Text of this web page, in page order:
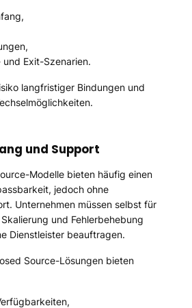
Exit-Szenarien.
langfristiger Bindungen und
und Support
Modelle bieten häufig einen
jedoch ohne
Unternehmen müssen selbst für
und Fehlerbehebung
Dienstleister beauftragen.
Source-Lösungen bieten